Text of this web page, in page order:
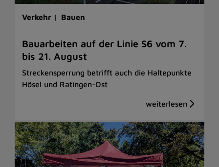
Verkehr | Bauen
Bauarbeiten auf der Linie S6 vom 7.
bis 21. August
Streckensperrung betrifft auch die Haltepunkte
Hösel und Ratingen-Ost